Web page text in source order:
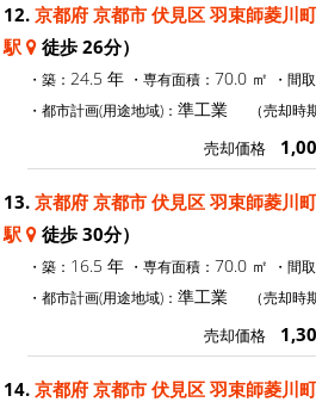
12. 京都府 京都市 伏見区 羽束師菱川町
駅
徒歩 26分）
・築： 24.5 年 ・専有面積： 70.0 ㎡ ・間
・都市計画(用途地域)： 準工業 （売却時
売却価格
13. 京都府 京都市 伏見区 羽束師菱川町
駅
徒歩 30分）
・築： 16.5 年 ・専有面積： 70.0 ㎡ ・間
・都市計画(用途地域)： 準工業 （売却時
売却価格
14. 京都府 京都市 伏見区 羽束師菱川町